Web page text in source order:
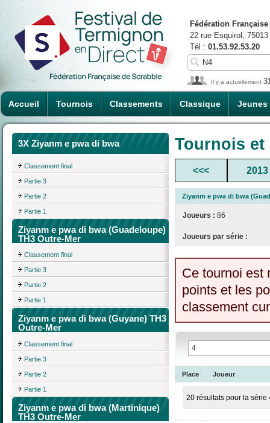
Accueil Tournois Classements Classique Jeunes
Fédération
22 rue Esquirol,
Tél : 01.53.92.53.20
Il y a actuellement
3X Ziyanm e pwa di bwa
Classement final
Partie 3
Partie 2
Partie 1
Ziyanm e pwa di bwa (Guadeloupe)
TH3 Outre-Mer
Classement final
Partie 3
Partie 2
Partie 1
Ziyanm e pwa di bwa (Guyane) TH3
Outre-Mer
Classement final
Partie 3
Partie 2
Partie 1
Ziyanm e pwa di bwa (Martinique)
TH3 Outre-Mer
Tournois
<<< 2013
Ziyanm e pwa di bwa
Joueurs : 86
Joueurs par série :
Ce tournoi est
points et les
classement
Place Joueur
20 résultats pour la série